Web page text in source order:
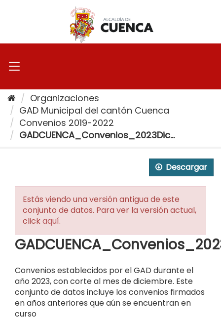
Organizaciones
GAD Municipal del cantón Cuenca
Convenios 2019-2022
GADCUENCA_Convenios_2023Dic...
Descargar
Estás viendo una versión antigua de este
conjunto de datos. Para ver la versión actual,
clickaquí.
Convenios establecidos por el GAD durante el
año 2023, con corte al mes de diciembre. Este
conjunto de datos incluye los convenios firmados
en años anteriores que aún se encuentran en
curso